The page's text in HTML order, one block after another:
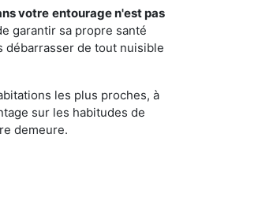
votre entourage n'est pas
garantir sa propre santé
débarrasser de tout nuisible
les plus proches, à
sur les habitudes de
demeure.